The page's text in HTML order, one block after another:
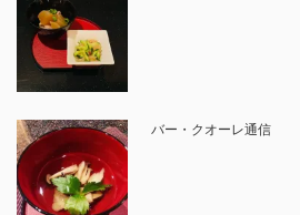
バー・クオーレ通信